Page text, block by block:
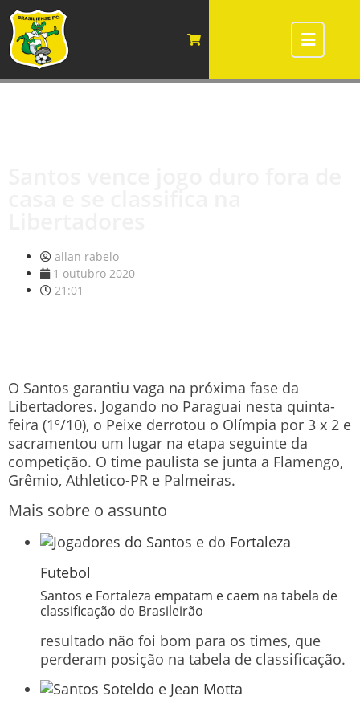
allan rabelo
1 outubro 2020
21:01
O Santos garantiu vaga na próxima fase da
Libertadores. Jogando no Paraguai nesta quinta-
feira (1º/10), o Peixe derrotou o Olímpia por 3 x 2 e
sacramentou um lugar na etapa seguinte da
competição. O time paulista se junta a Flamengo,
Grêmio, Athletico-PR e Palmeiras.
Mais sobre o assunto
Futebol
Santos e Fortaleza empatam e caem na tabela de
classificação do Brasileirão
resultado não foi bom para os times, que
perderam posição na tabela de classificação.